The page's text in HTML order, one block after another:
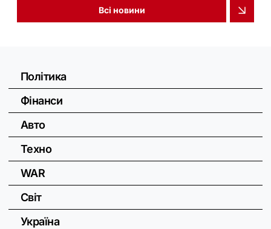
Всі новини
Політика
Фінанси
Авто
Техно
WAR
Світ
Україна